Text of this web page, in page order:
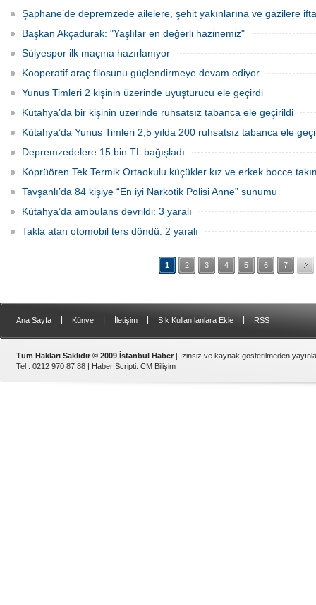
Şaphane’de depremzede ailelere, şehit yakınlarına ve gazilere
Başkan Akçadurak: "Yaşlılar en değerli hazinemiz"
Sülyespor ilk maçına hazırlanıyor
Kooperatif araç filosunu güçlendirmeye devam ediyor
Yunus Timleri 2 kişinin üzerinde uyuşturucu ele geçirdi
Kütahya’da bir kişinin üzerinde ruhsatsız tabanca ele geçirildi
Kütahya’da Yunus Timleri 2,5 yılda 200 ruhsatsız tabanca ele
Depremzedelere 15 bin TL bağışladı
Köprüören Tek Termik Ortaokulu küçükler kız ve erkek bocce
Tavşanlı’da 84 kişiye “En iyi Narkotik Polisi Anne” sunumu
Kütahya’da ambulans devrildi: 3 yaralı
Takla atan otomobil ters döndü: 2 yaralı
1 2 3 4 5 6 7
Ana Sayfa Künye İletişim Sık Kullanılanlara Ekle RSS
Tüm Hakları Saklıdır © 2009 İstanbul Haber | İzinsiz ve kaynak gösterilmeden
Tel : 0212 970 87 88 | Haber Scripti: CM Bilişim